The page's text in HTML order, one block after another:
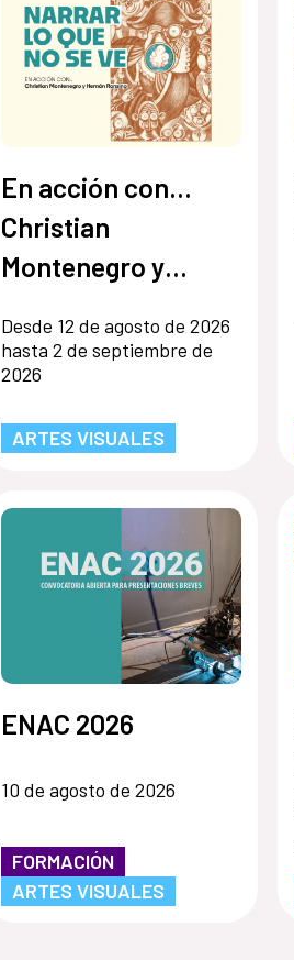
En acción con...
Christian
Montenegro y
Desde 12 de agosto de 2026
hasta 2 de septiembre de
2026
ARTES VISUALES
ENAC 2026
10 de agosto de 2026
FORMACIÓN
ARTES VISUALES